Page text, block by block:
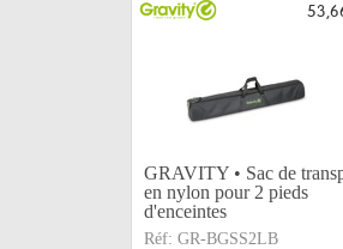
GRAVITY • Sac de
en nylon pour 2 pieds
d'enceintes
Réf: GR-BGSS2LB